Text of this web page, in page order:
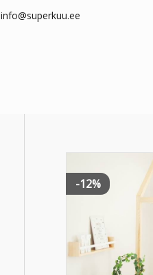
info@superkuu.ee
-12%